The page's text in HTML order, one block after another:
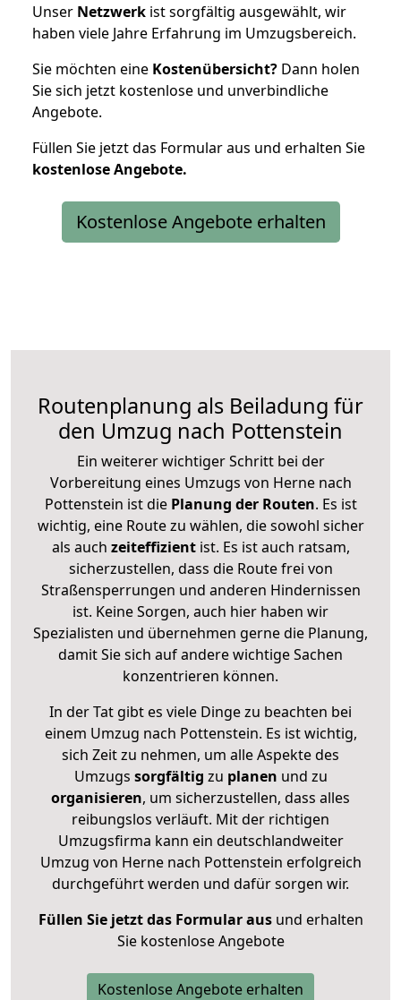
Unser Netzwerk ist sorgfältig ausgewählt, wir
haben viele Jahre Erfahrung im Umzugsbereich.
Sie möchten eine Kostenübersicht? Dann holen
Sie sich jetzt kostenlose und unverbindliche
Angebote.
Füllen Sie jetzt das Formular aus und erhalten Sie
kostenloseAngebote.
Kostenlose Angebote erhalten
Routenplanung als Beiladung für
den Umzug nach Pottenstein
Ein weiterer wichtiger Schritt bei der
Vorbereitung eines Umzugs von Herne nach
Pottenstein ist diePlanung der Routen. Es ist
wichtig, eine Route zu wählen, die sowohl sicher
als auch zeiteffizientist. Es ist auch ratsam,
sicherzustellen, dass die Route frei von
Straßensperrungen und anderen Hindernissen
ist. Keine Sorgen, auch hier haben wir
Spezialisten und übernehmen gerne die Planung,
damit Sie sich auf andere wichtige Sachen
konzentrieren können.
In der Tat gibt es viele Dinge zu beachten bei
einem Umzug nach Pottenstein. Es ist wichtig,
sich Zeit zu nehmen, um alle Aspekte des
Umzugs sorgfältig zu planen und zu
organisieren, um sicherzustellen, dass alles
reibungslos verläuft. Mit der richtigen
Umzugsfirma kann ein deutschlandweiter
Umzug von Herne nach Pottenstein erfolgreich
durchgeführt werden und dafür sorgen wir.
Füllen Sie jetzt das Formular ausund erhalten
Sie kostenlose Angebote
Kostenlose Angebote erhalten